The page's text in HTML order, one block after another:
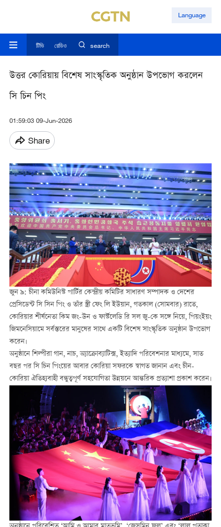
Language
টিভি রেডিও search
উত্তর কোরিয়ায় বিশেষ সাংস্কৃতিক অনুষ্ঠান উপভোগ করলেন
সি চিন পিং
01:59:03 09-Jun-2026
Share
জুন ৯: চীনা কমিউনিস্ট পার্টির কেন্দ্রীয় কমিটির সাধারণ সম্পাদক ও দেশের
প্রেসিডেন্ট সি সিন পিং ও তাঁর স্ত্রী ফেং লি ইউয়ান, গতকাল (সোমবার) রাতে,
কোরিয়ার শীর্ষনেতা কিম জং-উন ও ফার্স্টলেডি রি সল জু-কে সঙ্গে নিয়ে, পিয়ংইয়ং
জিমনেসিয়ামে সর্বস্তরের মানুষের সাথে একটি বিশেষ সাংস্কৃতিক অনুষ্ঠান উপভোগ
করেন।
অনুষ্ঠানে শিল্পীরা গান, নাচ, অ্যাক্রোব্যাটিক্স, ইত্যাদি পরিবেশনার মাধ্যমে, সাত
বছর পর সি চিন পিংয়ের আবার কোরিয়া সফরকে স্বাগত জানান এবং চীন-
কোরিয়া ঐতিহ্যবাহী বন্ধুত্বপূর্ণ সহযোগিতা উন্নয়নে আন্তরিক প্রত্যাশা প্রকাশ করেন।